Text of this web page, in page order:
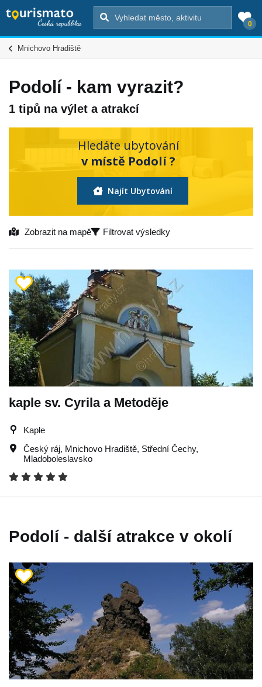
0
Mnichovo Hradiště
Podolí - kam vyrazit?
1 tipů na výlet a atrakcí
Hledáte ubytování
v místě Podolí ?
Najít Ubytování
Zobrazit na mapě Filtrovat výsledky
kaple sv. Cyrila a Metoděje
Kaple
Český ráj, Mnichovo Hradiště, Střední Čechy,
Mladoboleslavsko
Podolí - další atrakce v okolí